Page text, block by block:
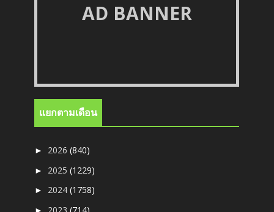
AD BANNER
แยกตามเดือน
► 2026(840)
► 2025(1229)
► 2024(1758)